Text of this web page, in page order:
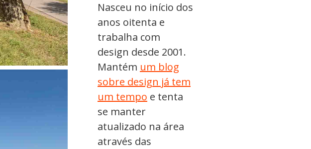
Nasceu no início dos
anos oitenta e
trabalha com
design desde 2001.
Mantém um blog
sobre design já tem
um tempo e tenta
se manter
atualizado na área
através das